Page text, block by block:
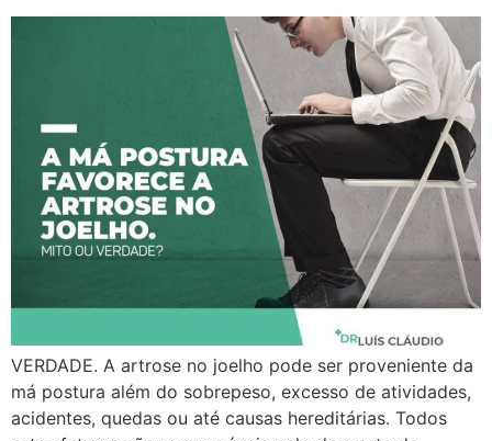
VERDADE. A artrose no joelho pode ser proveniente da
má postura além do sobrepeso, excesso de atividades,
acidentes, quedas ou até causas hereditárias. Todos